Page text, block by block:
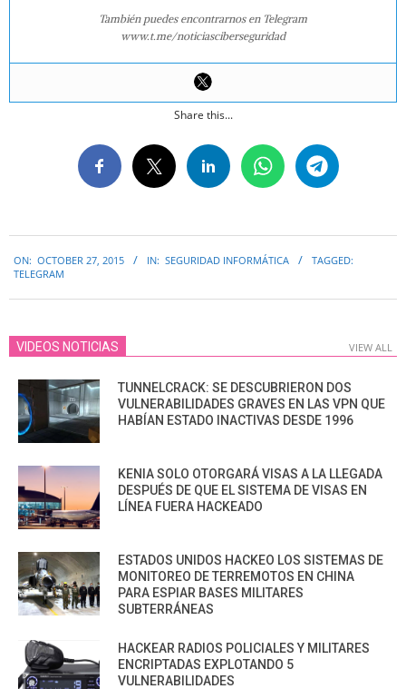
También puedes encontrarnos en Telegram
www.t.me/noticiasciberseguridad
Share this...
10-
ON: OCTOBER 27, 2015 IN: SEGURIDAD INFORMÁTICA
TAGGED:
TELEGRAM
VIDEOS NOTICIAS VIEW ALL
TUNNELCRACK: SE DESCUBRIERON DOS
VULNERABILIDADES GRAVES EN LAS VPN QUE
HABÍAN ESTADO INACTIVAS DESDE 1996
KENIA SOLO OTORGARÁ VISAS A LA LLEGADA
DESPUÉS DE QUE EL SISTEMA DE VISAS EN
LÍNEA FUERA HACKEADO
ESTADOS UNIDOS HACKEO LOS SISTEMAS DE
MONITOREO DE TERREMOTOS EN CHINA
PARA ESPIAR BASES MILITARES
SUBTERRÁNEAS
HACKEAR RADIOS POLICIALES Y MILITARES
ENCRIPTADAS EXPLOTANDO 5
VULNERABILIDADES